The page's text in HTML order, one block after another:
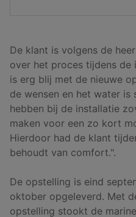
De klant is volgens de
over het proces tijdens de
is erg blij met de nieuwe
de wensen en het water is
hebben bij de installatie
maken voor een zo kort
Hierdoor had de klant
behoudt van comfort.".
De opstelling is eind
oktober opgeleverd. Met
opstelling stookt de